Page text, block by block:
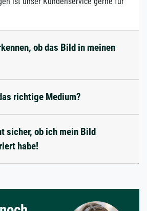
ob das Bild in meinen
richtige Medium?
sicher, ob ich mein Bild
habe!